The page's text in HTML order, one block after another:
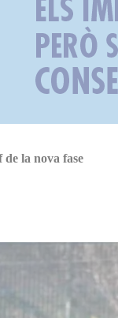
la nova fase